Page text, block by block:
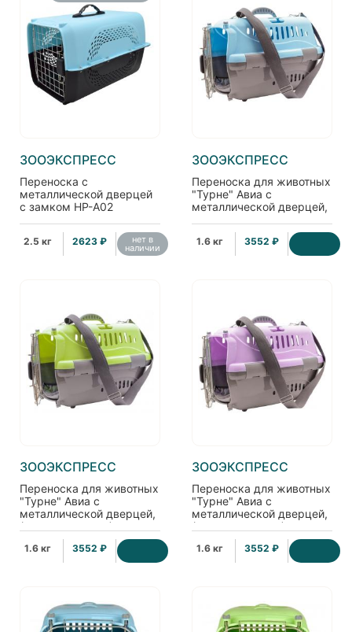
ЗООЭКСПРЕСС
Переноска с
металлической дверцей
с замком НР-А02
2.5 кг 2623 ₽ нет в
наличии
ЗООЭКСПРЕСС
Переноска для животных
"Турне" Авиа с
металлической дверцей,
42*29*29,5см, голубая
1.6 кг 3552 ₽
ЗООЭКСПРЕСС
Переноска для животных
"Турне" Авиа с
металлической дверцей,
(коврик+ремень),
42*29*29,5см, зеленая
1.6 кг 3552 ₽
ЗООЭКСПРЕСС
Переноска для животных
"Турне" Авиа с
металлической дверцей,
(коврик+ремень),
42*29*29,5см,
фиолетовая
1.6 кг 3552 ₽